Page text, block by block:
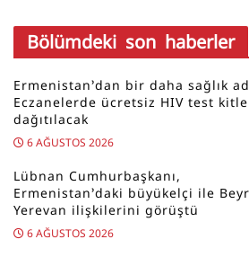
Bölümdeki son haberler
Ermenistan’dan bir daha sağlık
Eczanelerde ücretsiz HIV test
dağıtılacak
6 AĞUSTOS 2026
Lübnan Cumhurbaşkanı,
Ermenistan’daki büyükelçi ile
Yerevan ilişkilerini görüştü
6 AĞUSTOS 2026